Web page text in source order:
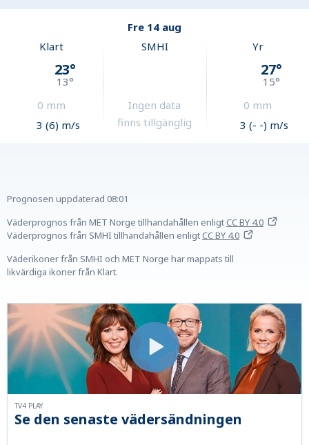
Fre 14 aug
Klart
23°
13°
0 mm
3 (6) m/s
SMHI
Ingen data
finns tillgänglig
Yr
27°
15°
0 mm
3 (- -) m/s
Prognosen uppdaterad 08:01
Väderprognos från MET Norge tillhandahållen enligtCC BY 4.0
Väderprognos från SMHI tillhandahållen enligtCC BY 4.0
Väderikoner från SMHI och MET Norge har mappats till
likvärdiga ikoner från Klart.
Se den senaste vädersändningen
TV4 PLAY